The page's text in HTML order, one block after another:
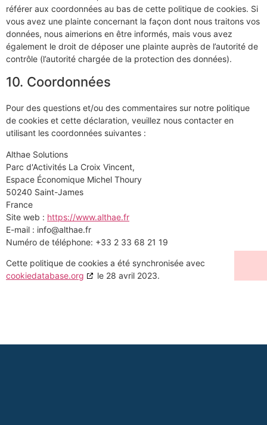
référer aux coordonnées au bas de cette politique de cookies. Si
vous avez une plainte concernant la façon dont nous traitons vos
données, nous aimerions en être informés, mais vous avez
également le droit de déposer une plainte auprès de l’autorité de
contrôle (l’autorité chargée de la protection des données).
10. Coordonnées
Pour des questions et/ou des commentaires sur notre politique
de cookies et cette déclaration, veuillez nous contacter en
utilisant les coordonnées suivantes :
Althae Solutions
Parc d'Activités La Croix Vincent,
Espace Économique Michel Thoury
50240 Saint-James
France
Site web : https://www.althae.fr
E-mail : rf.eahtla@ofni
Numéro de téléphone: +33 2 33 68 21 19
Cette politique de cookies a été synchronisée avec
cookiedatabase.org
le 28 avril 2023.